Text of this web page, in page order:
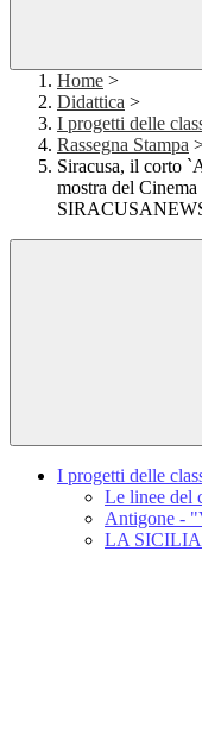
Home >
Didattica >
I progetti delle
Rassegna Stampa
Siracusa, il corto
mostra del
I progetti delle
Le linee del
Antigone -
LA